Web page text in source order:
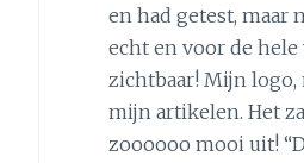
en had getest, maar
echt en voor de hele
zichtbaar! Mijn logo,
mijn artikelen. Het
zoooooo mooi uit!